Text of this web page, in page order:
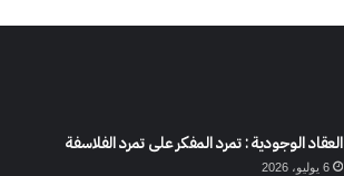
العقاد الوجودية : تمرد المفكر على تمرد الفلاسفة
6 يوليو، 2026